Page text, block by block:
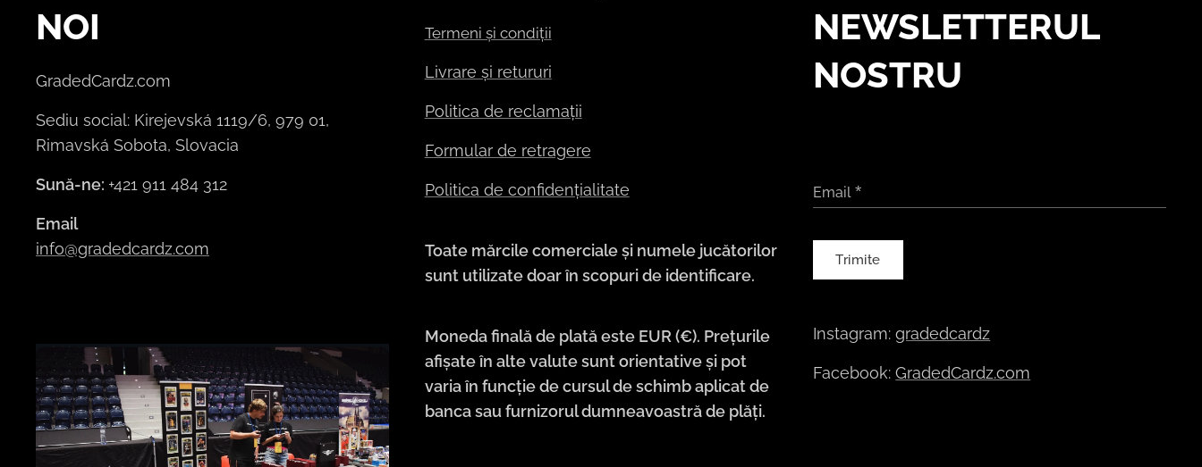
NOI
GradedCardz.com
Sediu social: Kirejevská 1119/6, 979 01,
Rimavská Sobota, Slovacia
Sună-ne: +421 911 484 312
Email
info@gradedcardz.com
Termeni și condiții
Livrare și retururi
Politica de reclamații
Formular de retragere
Politica de confidențialitate
Toate mărcile comerciale și numele jucătorilor
sunt utilizate doar în scopuri de identificare.
Moneda finală de plată este EUR (€). Prețurile
afișate în alte valute sunt orientative și pot
varia în funcție de cursul de schimb aplicat de
banca sau furnizorul dumneavoastră de plăți.
NEWSLETTERUL
NOSTRU
Email
Trimite
Instagram:gradedcardz
Facebook:GradedCardz.com